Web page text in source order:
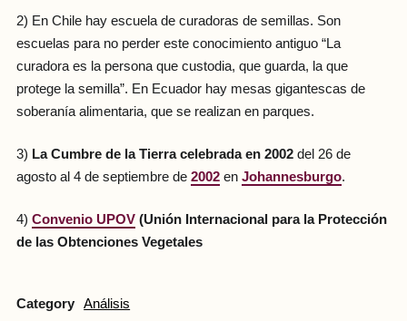
2) En Chile hay escuela de curadoras de semillas. Son
escuelas para no perder este conocimiento antiguo “La
curadora es la persona que custodia, que guarda, la que
protege la semilla”. En Ecuador hay mesas gigantescas de
soberanía alimentaria, que se realizan en parques.
3) La Cumbre de la Tierra celebrada en 2002del 26 de
agosto al 4 de septiembre de 2002en Johannesburgo.
4) Convenio UPOV(Unión Internacional para la Protección
de las Obtenciones Vegetales
Category Análisis